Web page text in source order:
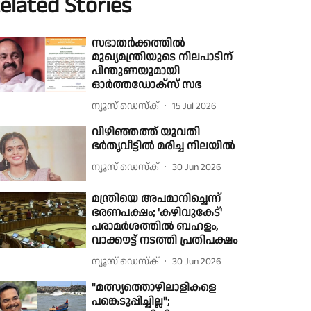
സഭാതർക്കത്തിൽ
മുഖ്യമന്ത്രിയുടെ നിലപാടിന്
പിന്തുണയുമായി
ഓർത്തഡോക്സ് സഭ
ന്യൂസ് ഡെസ്ക് 15 Jul 2026
വിഴിഞ്ഞത്ത് യുവതി
ഭർതൃവീട്ടിൽ മരിച്ച നിലയിൽ
ന്യൂസ് ഡെസ്ക് 30 Jun 2026
മന്ത്രിയെ അപമാനിച്ചെന്ന്
ഭരണപക്ഷം; 'കഴിവുകേട്'
പരാമർശത്തിൽ ബഹളം,
വാക്കൗട്ട് നടത്തി പ്രതിപക്ഷം
ന്യൂസ് ഡെസ്ക് 30 Jun 2026
"മത്സ്യത്തൊഴിലാളികളെ
പങ്കെടുപ്പിച്ചില്ല";